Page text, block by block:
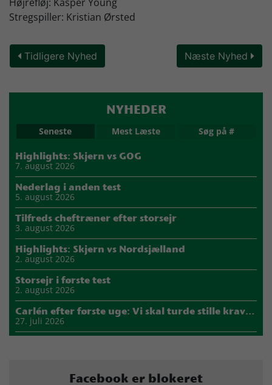
Stregspiller: Kristian Ørsted
Tidligere Nyhed Næste Nyhed
NYHEDER
Seneste Mest Læste Søg på #
Highlights: Skjern vs GOG
7. august 2026
Nederlag i anden test
5. august 2026
Tilfreds cheftræner efter storsejr
3. august 2026
Highlights: Skjern vs Nordsjælland
2. august 2026
Storsejr i første test
2. august 2026
Carlén efter første uge: Vi skal turde stille krav til hinanden
27. juli 2026
Facebook er blokeret